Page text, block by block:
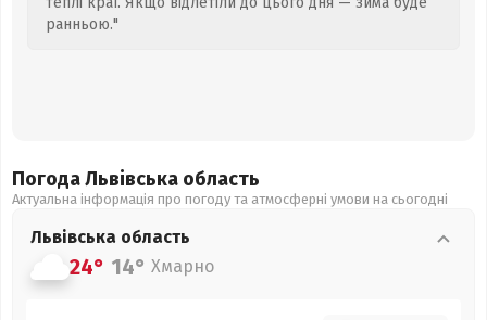
ранньою."
Погода Львівська область
Актуальна інформація про погоду та атмосферні умови на сьогодні
Львівська область
24° 14° Хмарно